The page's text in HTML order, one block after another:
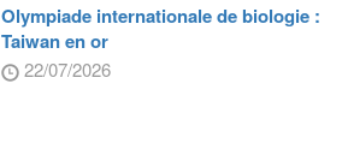
Olympiade internationale de biologie :
Taiwan en or
22/07/2026